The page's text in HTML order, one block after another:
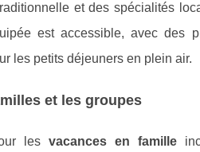
et des spécialités
est accessible, avec des
les petits déjeuners en plein air.
et les groupes
les vacances en famille